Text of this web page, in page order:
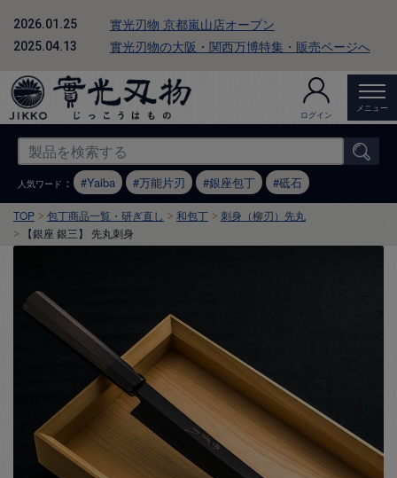
2026.01.25 實光刃物 京都嵐山店オープン
2025.04.13 實光刃物の大阪・関西万博特集・販売ページへ
ログイン
メニュー
人気ワード ： Yaiba 万能片刃 銀座包丁 砥石
TOP 包丁商品一覧・研ぎ直し 和包丁
刺身（柳刃）先丸
【銀座 銀三】 先丸刺身